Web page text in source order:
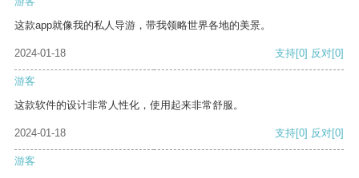
这款app就像我的私人导游，带我领略世界各地的美景。
2024-01-18 支持[0] 反对[0]
游客
这款软件的设计非常人性化，使用起来非常舒服。
2024-01-18 支持[0] 反对[0]
游客